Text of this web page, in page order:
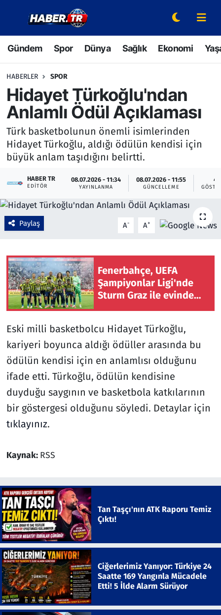
Gündem Spor Dünya Sağlık Ekonomi
HABERLER SPOR
Hidayet Türkoğlu'ndan
Anlamlı Ödül Açıklaması
Türk basketbolunun önemli isimlerinden
Hidayet Türkoğlu, aldığı ödülün kendisi için
büyük anlam taşıdığını belirtti.
HABER TR
EDITÖR
08.07.2026 - 11:34
YAYINLANMA
08.07.2026 - 11:55
GÜNCELLEME
4
Paylaş A- A+
Fenerbahçe, UEFA
Şampiyonlar Ligi'nde
Sturm Graz ile evinde
Eski milli basketbolcu Hidayet Türkoğlu,
kariyeri boyunca aldığı ödüller arasında bu
ödülün kendisi için en anlamlısı olduğunu
ifade etti. Türkoğlu, ödülün kendisine
duyduğu saygının ve basketbola katkılarının
bir göstergesi olduğunu söyledi. Detaylar için
tıklayınız.
Kaynak: RSS
Tan Taşçı'nın ATK Raporu Temiz
Çıktı!
Ciğerlerimiz Yanıyor: Türkiye 24
Saatte 169 Yangınla Mücadele
Etti! 5 İlde Alarm Sürüyor
Gündem
Spor
Dünya
Sağlık
Ekonomi
Yaşam
Hava Durumu
Bilim ve Teknoloji
Eğitim
Turizm
Hava Durumu
Trafik Durumu
Süper Lig Puan Durumu ve Fikstür
Tüm Manşetler
Son Dakika Haberleri
Haber Arşivi